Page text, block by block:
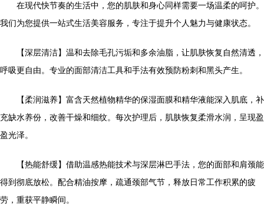
在现代快节奏的生活中，您的肌肤和身心同样需要一场温柔的呵护。
我们为您提供一站式生活美容服务，专注于提升个人魅力与健康状态。
【深层清洁】温和去除毛孔污垢和多余油脂，让肌肤恢复自然清透，
呼吸更自由。专业的面部清洁工具和手法有效预防粉刺和黑头产生。
【柔润滋养】富含天然植物精华的保湿面膜和精华液能深入肌底，补
充缺水养份，改善干燥和细纹。每次护理后，肌肤恢复柔滑水润，呈现盈
盈光泽。
【热能舒缓】借助温感热能技术与深层淋巴手法，您的面部和肩颈能
得到彻底放松。配合精油按摩，疏通颈部气节，释放日常工作积累的疲
劳，重获平静瞬间。